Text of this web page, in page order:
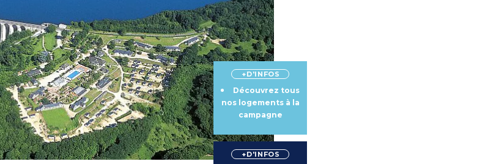
+D'INFOS
Découvrez tous
nos logements à la
campagne
+D'INFOS